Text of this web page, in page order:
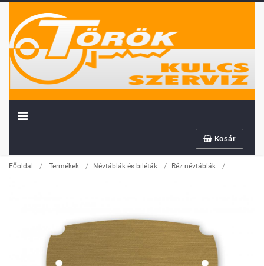
Kosár
Főoldal / Termékek / Névtáblák és biléták / Réz névtáblák /
Továbbiakban az info@sportserleg.hu
címre várjuk kedves régi és új ügyfeleink
megrendeléseit.